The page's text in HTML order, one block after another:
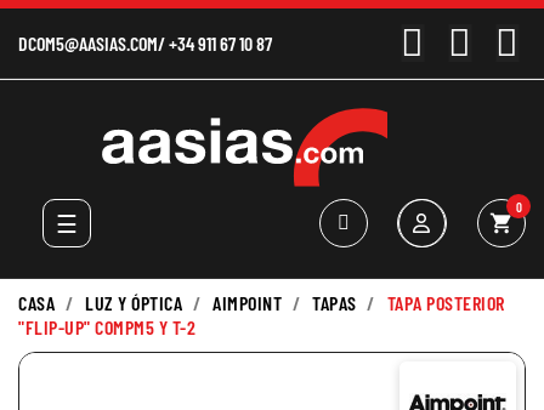
DCOM5@AASIAS.COM/+34 911 67 10 87
Navegación
de
☰ shopping_cart
0
CASA LUZ Y ÓPTICA AIMPOINT TAPAS
TAPA POSTERIOR
"FLIP-UP" COMPM5 Y T-2